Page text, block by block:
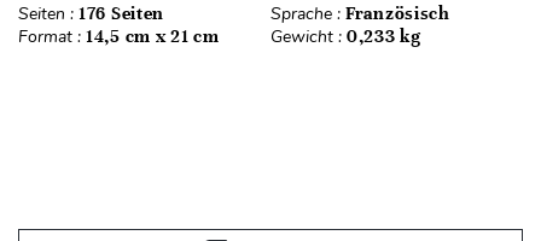
Seiten : 176 Seiten Sprache : Französisch
Format : 14,5 cm x 21 cm Gewicht : 0,233 kg